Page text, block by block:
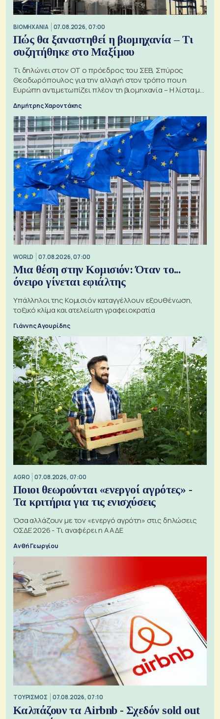
ΒΙΟΜΗΧΑΝΙΑ 07.08.2026, 07:00
Πώς θα ξαναστηθεί η βιομηχανία – Τι
συζητήθηκε στο Μαξίμου
Τι δηλώνει στον ΟΤ ο πρόεδρος του ΣΕΒ, Σπύρος
Θεοδωρόπουλος για την αλλαγή στον τρόπο που η
Ευρώπη αντιμετωπίζει πλέον τη βιομηχανία – Η λίστα με
Δημήτρης Χαροντάκης
WORLD 07.08.2026, 07:00
Μια θέση στην Κομισιόν: Όταν το...
όνειρο γίνεται εφιάλτης
Υπάλληλοι της Κομισιόν καταγγέλλουν εξουθένωση,
τοξικό κλίμα και ατελείωτη γραφειοκρατία
Γιάννης Αγουρίδης
AGRO 07.08.2026, 07:00
Ποιοι θεωρούνται «ενεργοί αγρότες» -
Τα κριτήρια για τις ενισχύσεις
Όσα αλλάζουν με τον «ενεργό αγρότη» στις δηλώσεις
ΟΣΔΕ 2026 - Τι αναφέρει η ΑΑΔΕ
Ανθή Γεωργίου
ΤΟΥΡΙΣΜΟΣ 07.08.2026, 07:10
Καλπάζουν τα Airbnb - Σχεδόν sold out